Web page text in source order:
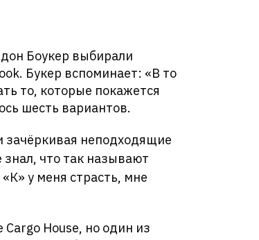
Боукер выбирали
Букер вспоминает: «В то
то, которые покажется
шесть вариантов.
зачёркивая неподходящие
что так называют
у меня страсть, мне
House, но один из